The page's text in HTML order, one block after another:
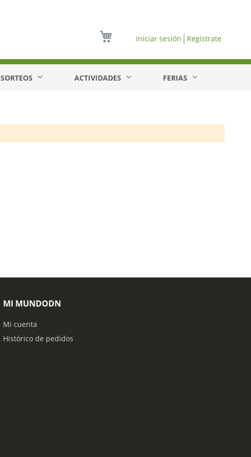
Iniciar sesión Regístrate
SORTEOS ACTIVIDADES FERIAS
MI MUNDODN
Mi cuenta
Histórico de pedidos